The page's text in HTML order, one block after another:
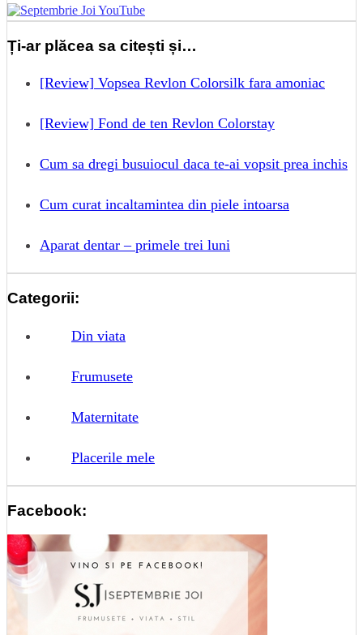
Ți-ar plăcea sa citești și…
[Review] Vopsea Revlon Colorsilk fara amoniac
[Review] Fond de ten Revlon Colorstay
Cum sa dregi busuiocul daca te-ai vopsit prea inchis
Cum curat incaltamintea din piele intoarsa
Aparat dentar – primele trei luni
Categorii:
Din viata
Frumusete
Maternitate
Placerile mele
Facebook: